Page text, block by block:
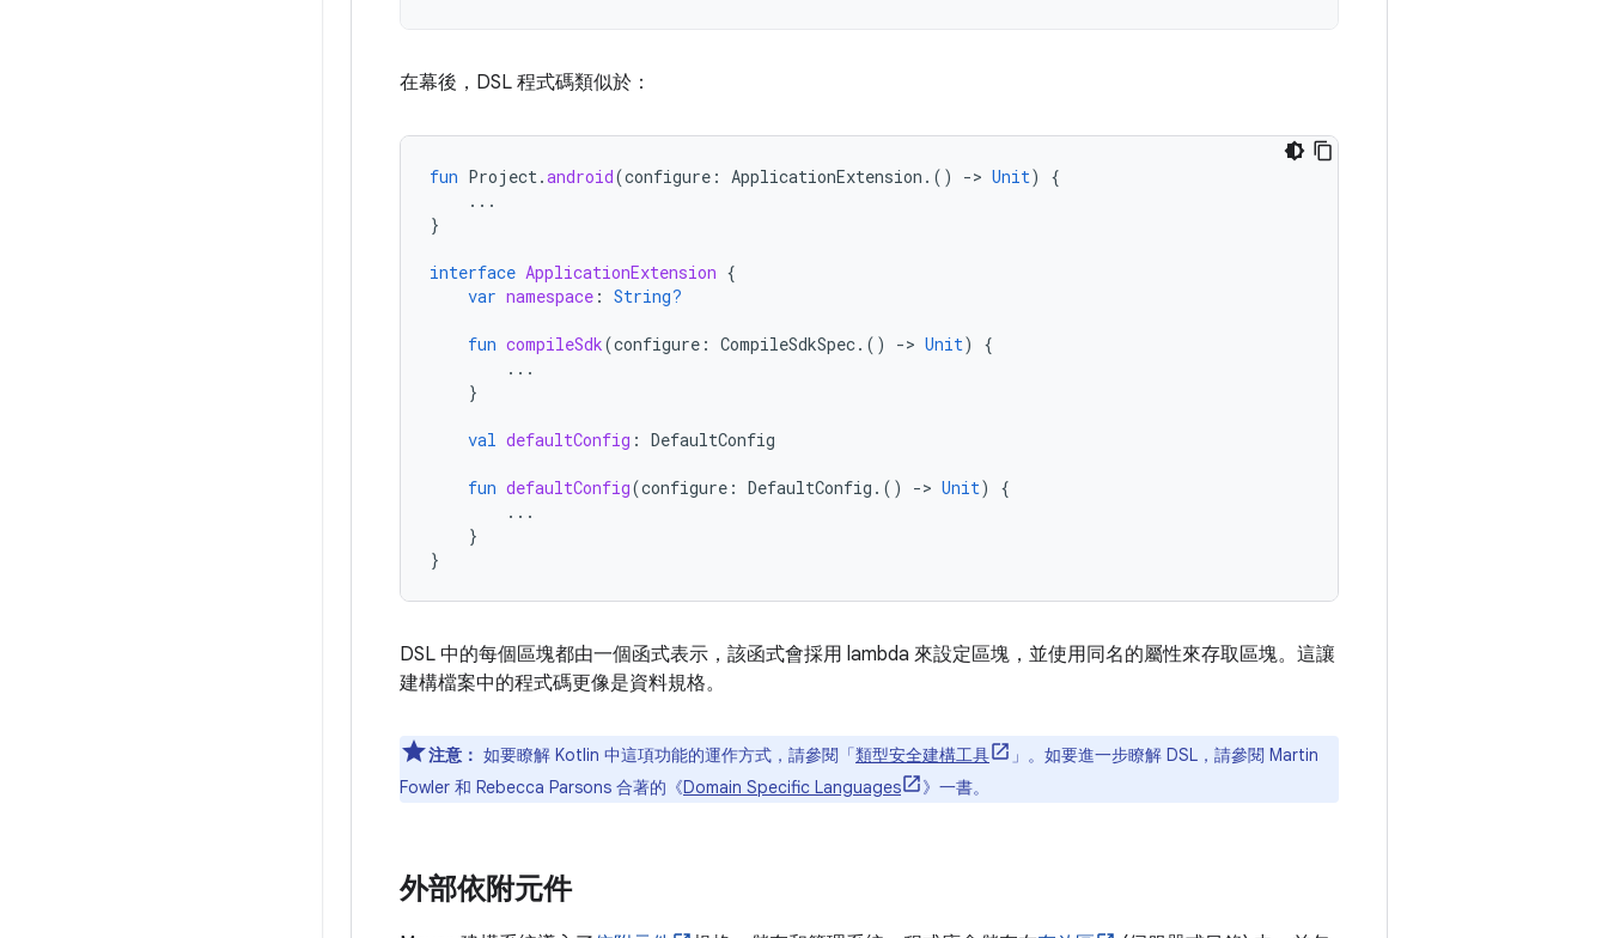
在幕後，DSL 程式碼類似於：
fun Project.android(configure : ApplicationExtension .() -> Unit)
{
...
}
interface ApplicationExtension {
var namespace : String?
fun compileSdk(configure : CompileSdkSpec.() -> Unit)
{
...
}
val defaultConfig : DefaultConfig
fun defaultConfig(configure : DefaultConfig .() -> Unit)
{
...
}
}
DSL 中的每個區塊都由一個函式表示，該函式會採用 lambda 來設定區塊，並使用同名的屬性來存取區塊。這讓
建構檔案中的程式碼更像是資料規格。
注意： 如要瞭解 Kotlin 中這項功能的運作方式，請參閱「類型安全建構工具
」。如要進一步瞭解 DSL，請參閱 Martin
Fowler 和 Rebecca Parsons 合著的《Domain Specific Languages 》一書。
外部依附元件